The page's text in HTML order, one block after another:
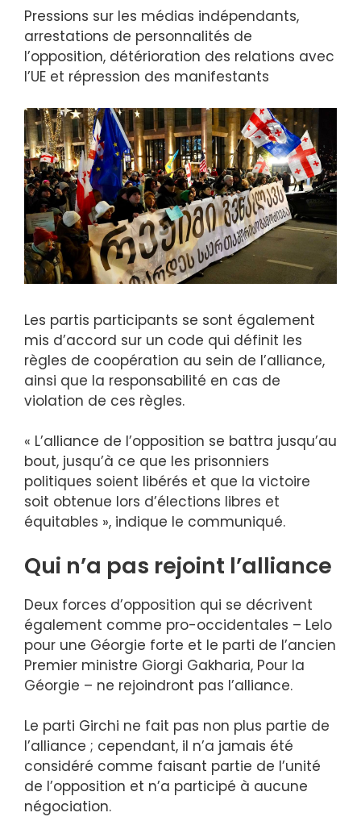
Pressions sur les médias indépendants,
arrestations de personnalités de
l’opposition, détérioration des relations avec
l’UE et répression des manifestants
Les partis participants se sont également
mis d’accord sur un code qui définit les
règles de coopération au sein de l’alliance,
ainsi que la responsabilité en cas de
violation de ces règles.
« L’alliance de l’opposition se battra jusqu’au
bout, jusqu’à ce que les prisonniers
politiques soient libérés et que la victoire
soit obtenue lors d’élections libres et
équitables », indique le communiqué.
Qui n’a pas rejoint l’alliance
Deux forces d’opposition qui se décrivent
également comme pro-occidentales – Lelo
pour une Géorgie forte et le parti de l’ancien
Premier ministre Giorgi Gakharia, Pour la
Géorgie – ne rejoindront pas l’alliance.
Le parti Girchi ne fait pas non plus partie de
l’alliance ; cependant, il n’a jamais été
considéré comme faisant partie de l’unité
de l’opposition et n’a participé à aucune
négociation.